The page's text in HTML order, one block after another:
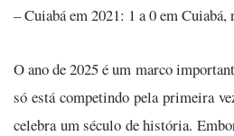
– Cuiabá em 2021: 1 a 0 em Cuiabá,
O ano de 2025 é um marco
só está competindo pela primeira
celebra um século de história.